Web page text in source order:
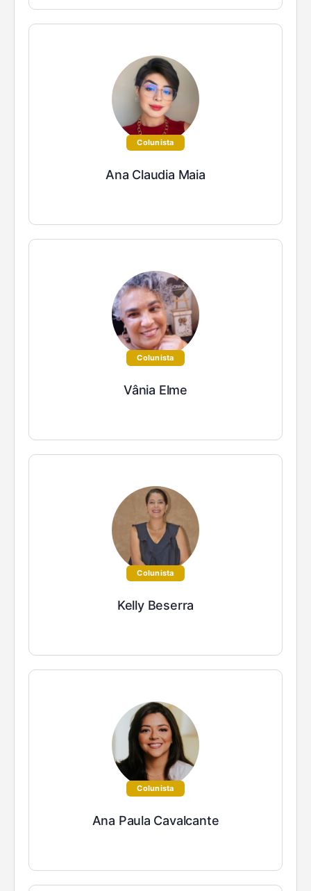
Colunista
Ana Claudia Maia
Colunista
Vânia Elme
Colunista
Kelly Beserra
Colunista
Ana Paula Cavalcante